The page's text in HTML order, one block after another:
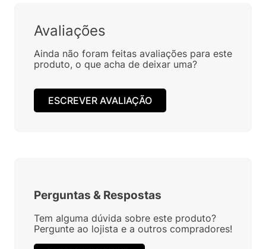
Avaliações
Ainda não foram feitas avaliações para este
produto, o que acha de deixar uma?
ESCREVER AVALIAÇÃO
Perguntas & Respostas
Tem alguma dúvida sobre este produto?
Pergunte ao lojista e a outros compradores!